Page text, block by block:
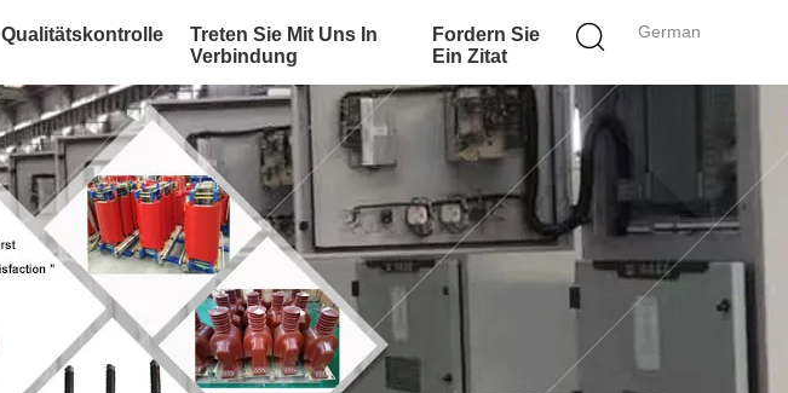
German
Qualitätskontrolle
Treten Sie Mit Uns In
Verbindung
Fordern Sie
Ein Zitat